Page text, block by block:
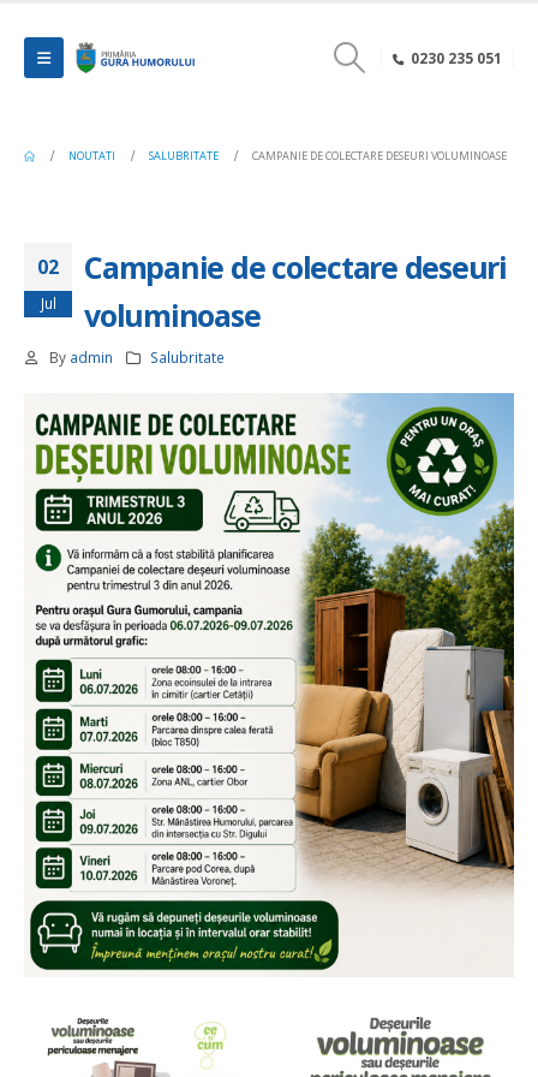
0230 235 051
NOUTATI SALUBRITATE CAMPANIE DE COLECTARE DESEURI VOLUMINOASE
02
Jul
Campanie de colectare deseuri
voluminoase
By admin Salubritate